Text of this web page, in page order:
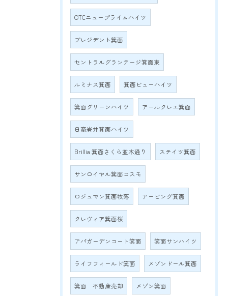
OTCニュープライムハイツ
プレジデント箕面
セントラルグランテージ箕面東
ルミナス箕面 箕面ビューハイツ
箕面グリーンハイツ アールクレエ箕面
日商岩井箕面ハイツ
Brillia 箕面さくら並木通り ステイツ箕面
サンロイヤル箕面コスモ
ロジュマン箕面牧落 アービング箕面
クレヴィア箕面桜
アパガーデンコート箕面 箕面サンハイツ
ライフフィールド箕面 メゾンドール箕面
箕面 不動産売却 メゾン箕面